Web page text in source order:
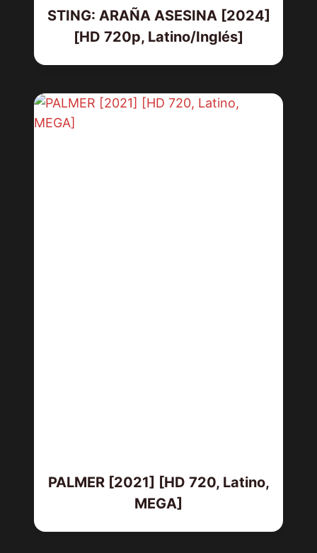
STING: ARAÑA ASESINA [2024]
[HD 720p, Latino/Inglés]
PALMER [2021] [HD 720, Latino,
MEGA]